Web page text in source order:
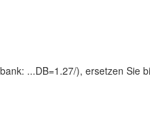
...DB=1.27/), ersetzen Sie